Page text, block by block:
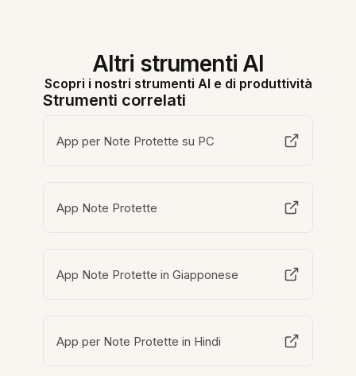
Altri strumenti AI
Scopri i nostri strumenti AI e di produttività
Strumenti correlati
App per Note Protette su PC
App Note Protette
App Note Protette in Giapponese
App per Note Protette in Hindi